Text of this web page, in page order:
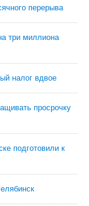
перерыва
три миллиона
налог вдвое
просрочку
подготовили к